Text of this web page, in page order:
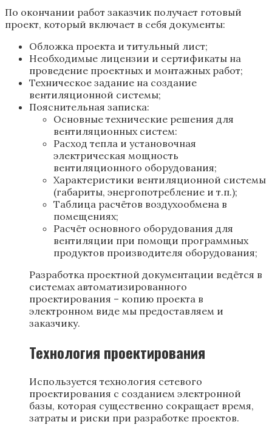
По окончании работ заказчик получает готовый
проект, который включает в себя документы:
Обложка проекта и титульный лист;
Необходимые лицензии и сертификаты на
проведение проектных и монтажных работ;
Техническое задание на создание
вентиляционной системы;
Пояснительная записка:
Основные технические решения для
вентиляционных систем:
Расход тепла и установочная
электрическая мощность
вентиляционного оборудования;
Характеристики вентиляционной системы
(габариты, энергопотребление и т.п.);
Таблица расчётов воздухообмена в
помещениях;
Расчёт основного оборудования для
вентиляции при помощи программных
продуктов производителя оборудования;
Разработка проектной документации ведётся в
системах автоматизированного
проектирования – копию проекта в
электронном виде мы предоставляем и
заказчику.
Технология проектирования
Используется технология сетевого
проектирования с созданием электронной
базы, которая существенно сокращает время,
затраты и риски при разработке проектов.